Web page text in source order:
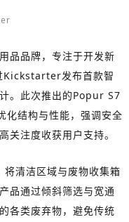
品品牌，专注于开发新
Kickstarter发布首款智
。此次推出的Popur S7
化结构与性能，强调安全
关注度收获用户支持。
清洁区域与废物收集箱
品通过倾斜筛选与宽通
各类废弃物，避免传统